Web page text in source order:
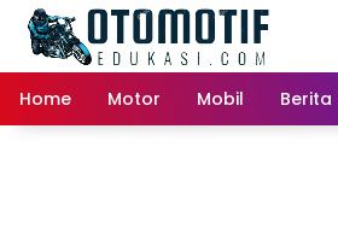
content
Home
Motor Mobil Berita